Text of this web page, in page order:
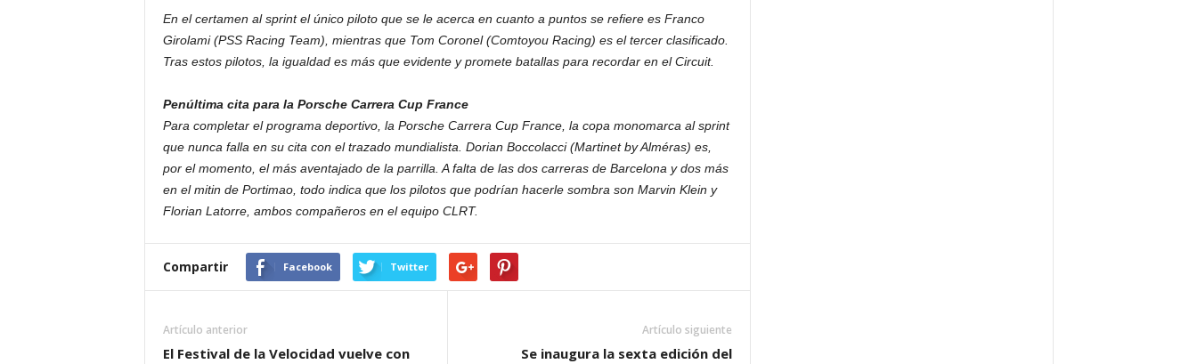
En el certamen al sprint el único piloto que se le acerca en cuanto a puntos se refiere es Franco
Girolami (PSS Racing Team), mientras que Tom Coronel (Comtoyou Racing) es el tercer clasificado.
Tras estos pilotos, la igualdad es más que evidente y promete batallas para recordar en el Circuit.
Penúltima cita para la Porsche Carrera Cup France
Para completar el programa deportivo, la Porsche Carrera Cup France, la copa monomarca al sprint
que nunca falla en su cita con el trazado mundialista. Dorian Boccolacci (Martinet by Alméras) es,
por el momento, el más aventajado de la parrilla. A falta de las dos carreras de Barcelona y dos más
en el mitin de Portimao, todo indica que los pilotos que podrían hacerle sombra son Marvin Klein y
Florian Latorre, ambos compañeros en el equipo CLRT.
Compartir Facebook Twitter
Artículo anterior
El Festival de la Velocidad vuelve con
Artículo siguiente
Se inaugura la sexta edición del